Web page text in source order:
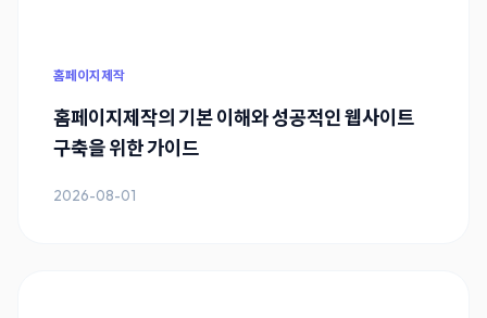
홈페이지제작
홈페이지제작의 기본 이해와 성공적인 웹사이트
구축을 위한 가이드
2026-08-01